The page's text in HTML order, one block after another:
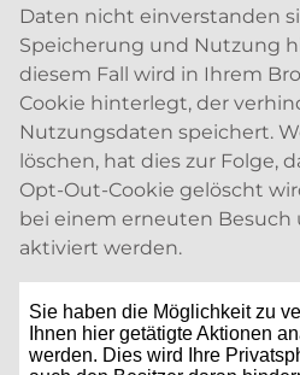
Daten nicht einverstanden
Speicherung und Nutzung
diesem Fall wird in Ihrem
Cookie hinterlegt, der
Nutzungsdaten speichert.
löschen, hat dies zur Folge,
Opt-Out-Cookie gelöscht
bei einem erneuten Besuch
aktiviert werden.